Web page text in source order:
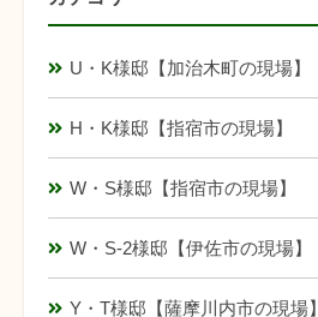
U・K様邸【加治木町の現場】
H・K様邸【指宿市の現場】
W・S様邸【指宿市の現場】
W・S-2様邸【伊佐市の現場】
Y・T様邸【薩摩川内市の現場】